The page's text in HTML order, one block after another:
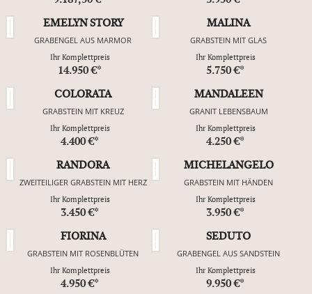
EMELYN STORY
GRABENGEL AUS MARMOR
Ihr Komplettpreis
14.950 €*
MALINA
GRABSTEIN MIT GLAS
Ihr Komplettpreis
5.750 €*
COLORATA
GRABSTEIN MIT KREUZ
Ihr Komplettpreis
4.400 €*
MANDALEEN
GRANIT LEBENSBAUM
Ihr Komplettpreis
4.250 €*
RANDORA
ZWEITEILIGER GRABSTEIN MIT HERZ
Ihr Komplettpreis
3.450 €*
MICHELANGELO
GRABSTEIN MIT HÄNDEN
Ihr Komplettpreis
3.950 €*
FIORINA
GRABSTEIN MIT ROSENBLÜTEN
Ihr Komplettpreis
4.950 €*
SEDUTO
GRABENGEL AUS SANDSTEIN
Ihr Komplettpreis
9.950 €*